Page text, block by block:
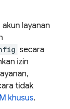
layanan
secara
izin
tidak
khusus.